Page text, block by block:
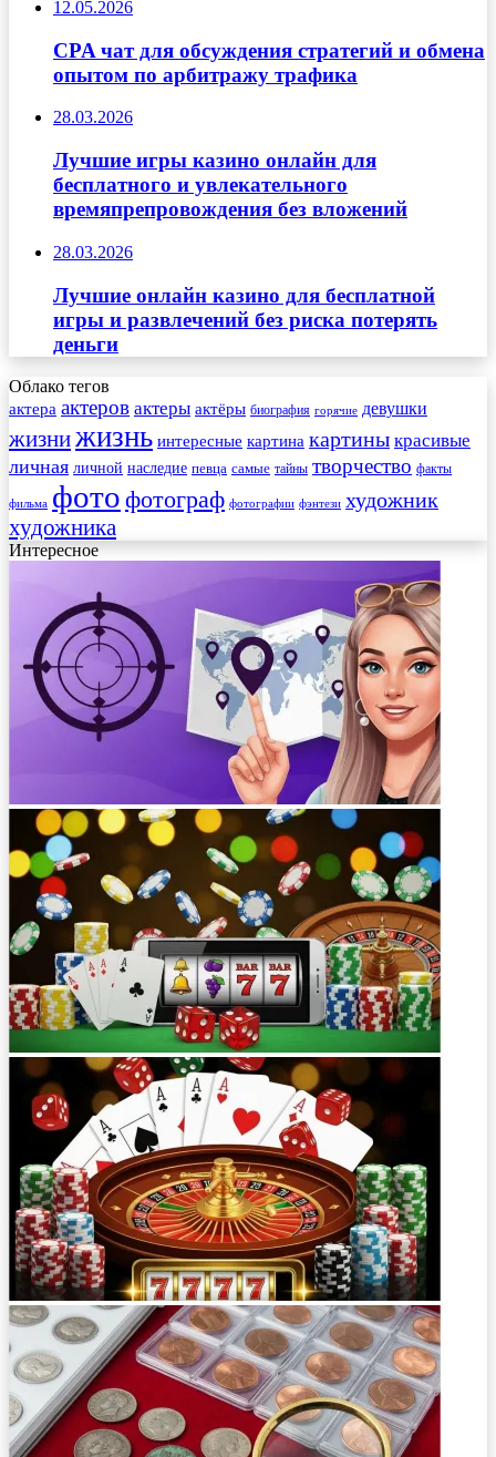
12.05.2026
CPA чат для обсуждения стратегий и обмена
опытом по арбитражу трафика
28.03.2026
Лучшие игры казино онлайн для
бесплатного и увлекательного
времяпрепровождения без вложений
28.03.2026
Лучшие онлайн казино для бесплатной
игры и развлечений без риска потерять
деньги
Облако тегов
актера актеров актеры актёры биография горячие девушки
жизнижизнь интересные картина картины красивые
личная личной наследие певца самые тайны творчество факты
фильма фото фотограф фотографии фэнтези художник
художника
Интересное